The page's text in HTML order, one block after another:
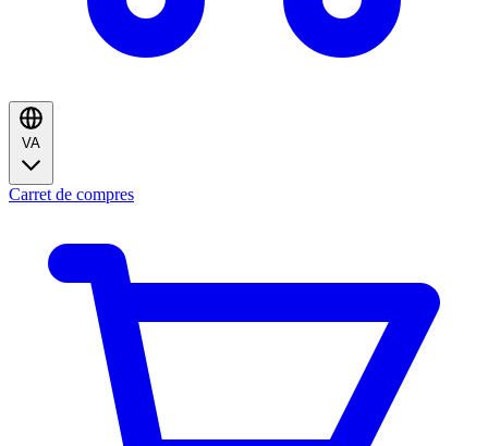
VA
Carret de compres